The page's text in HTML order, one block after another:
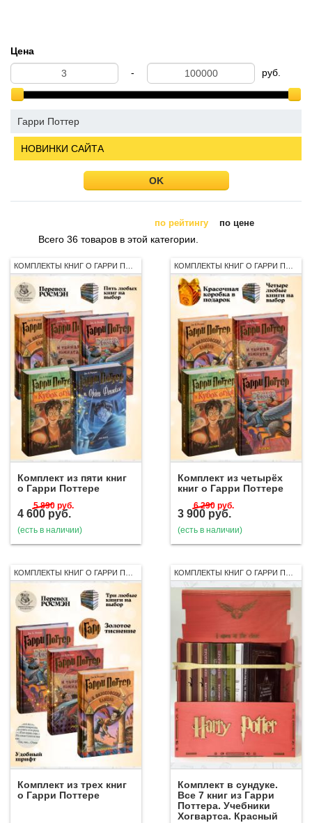
Цена
-
руб.
Гарри Поттер
НОВИНКИ САЙТА
OK
по цене
по рейтингу
Всего 36 товаров в этой категории.
Комплект из пяти книг
о Гарри Поттере
5 890 руб.
4 600 руб.
(есть в наличии)
Комплект из четырёх
книг о Гарри Поттере
6 290 руб.
3 900 руб.
(есть в наличии)
Комплект из трех книг
о Гарри Поттере
Комплект в сундуке.
Все 7 книг из Гарри
Поттера. Учебники
Хогвартса. Красный